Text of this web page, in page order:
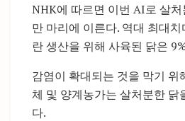
NHK에 따르면 이번 AI로 살
만 마리에 이른다. 역대 최대
란 생산을 위해 사육된 닭은
감염이 확대되는 것을 막기 위
체 및 양계농가는 살처분한 닭
다.